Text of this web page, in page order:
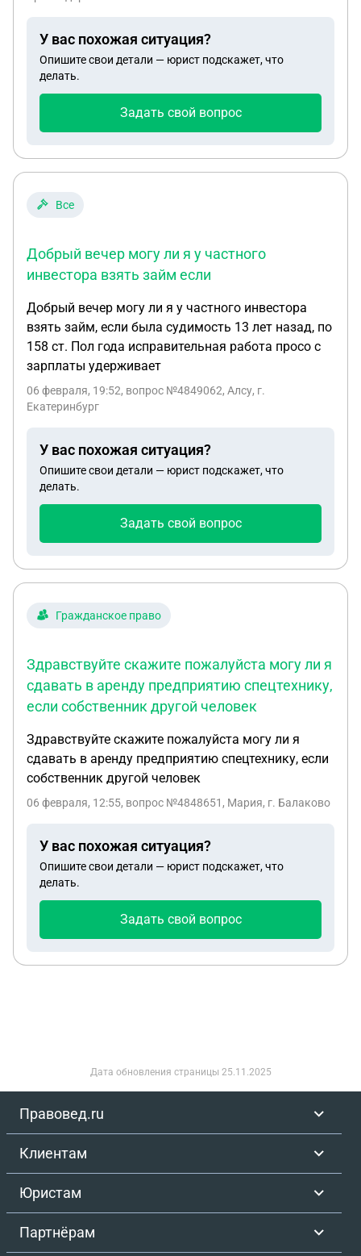
У вас похожая ситуация?
Опишите свои детали — юрист подскажет, что
делать.
Задать свой вопрос
Все
Добрый вечер могу ли я у частного
инвестора взять займ если
Добрый вечер могу ли я у частного инвестора
взять займ, если была судимость 13 лет назад, по
158 ст. Пол года исправительная работа просо с
зарплаты удерживает
06 февраля, 19:52, вопрос №4849062, Алсу, г.
Екатеринбург
У вас похожая ситуация?
Опишите свои детали — юрист подскажет, что
делать.
Задать свой вопрос
Гражданское право
Здравствуйте скажите пожалуйста могу ли я
сдавать в аренду предприятию спецтехнику,
если собственник другой человек
Здравствуйте скажите пожалуйста могу ли я
сдавать в аренду предприятию спецтехнику, если
собственник другой человек
06 февраля, 12:55, вопрос №4848651, Мария, г. Балаково
У вас похожая ситуация?
Опишите свои детали — юрист подскажет, что
делать.
Задать свой вопрос
Дата обновления страницы 25.11.2025
Правовед.ru
Клиентам
Юристам
Партнёрам